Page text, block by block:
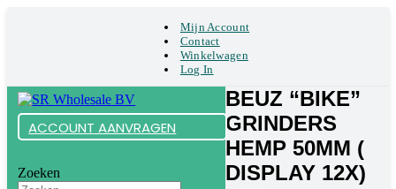
Mijn Account
Contact
Winkelwagen
Log In
ACCOUNT AANVRAGEN
Zoeken
BEUZ “BIKE”
GRINDERS
HEMP 50MM (
DISPLAY 12X)